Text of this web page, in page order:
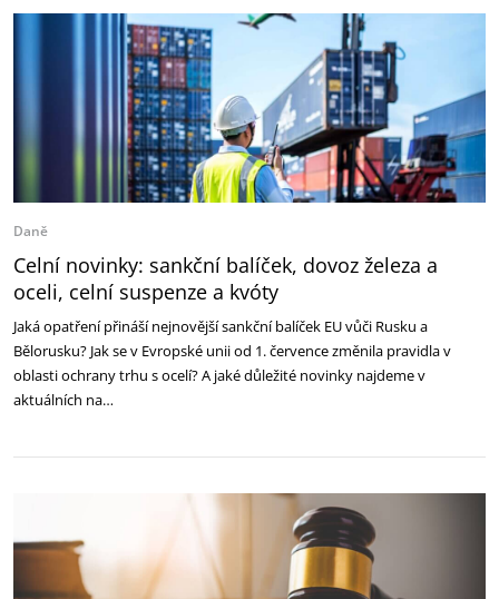
Daně
Celní novinky: sankční balíček, dovoz železa a
oceli, celní suspenze a kvóty
Jaká opatření přináší nejnovější sankční balíček EU vůči Rusku a
Bělorusku? Jak se v Evropské unii od 1. července změnila pravidla v
oblasti ochrany trhu s ocelí? A jaké důležité novinky najdeme v
aktuálních na…